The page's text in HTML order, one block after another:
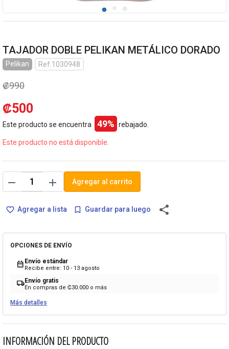
TAJADOR DOBLE PELIKAN METÁLICO DORADO
Pelikan Ref.1030948
₡990
₡500
Este producto se encuentra 49% rebajado.
Este producto no está disponible.
remove add Agregar al carrito
favorite_border Agregar a lista bookmark_border Guardar para luego share
OPCIONES DE ENVÍO
calendar_month Envío estándar
Recibe entre: 10 - 13 agosto
local_shippingEnvío gratis
En compras de ₡30.000 o más
Más detalles
INFORMACIÓN DEL PRODUCTO